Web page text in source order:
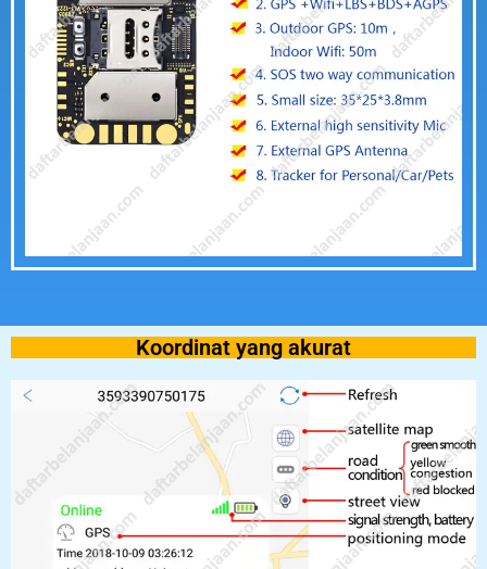
Koordinat yang akurat